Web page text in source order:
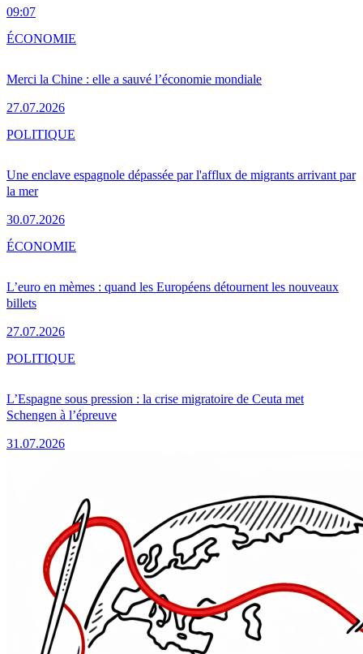
09:07
Merci la Chine : elle a sauvé l’économie mondiale
27.07.2026
ÉCONOMIE
Une enclave espagnole dépassée par l'afflux de migrants arrivant par
la mer
30.07.2026
POLITIQUE
L’euro en mèmes : quand les Européens détournent les nouveaux
billets
27.07.2026
ÉCONOMIE
L’Espagne sous pression : la crise migratoire de Ceuta met
Schengen à l’épreuve
31.07.2026
POLITIQUE